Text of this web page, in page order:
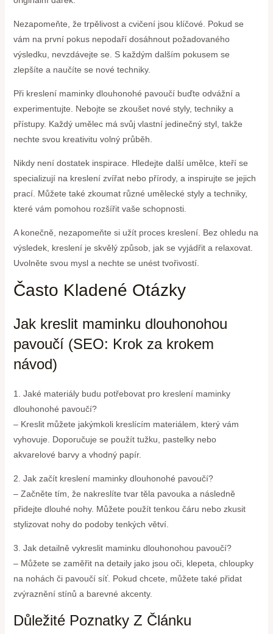
Nezapomeňte, že trpělivost a cvičení jsou klíčové. Pokud se
vám na první pokus nepodaří dosáhnout požadovaného
výsledku, nevzdávejte se. S každým dalším pokusem se
zlepšíte a naučíte se nové techniky.
Při kreslení maminky dlouhonohé pavoučí buďte odvážní a
experimentujte. Nebojte se zkoušet nové styly, techniky a
přístupy. Každý umělec má svůj vlastní jedinečný styl, takže
nechte svou kreativitu volný průběh.
Nikdy není dostatek inspirace. Hledejte další umělce, kteří se
specializují na kreslení zvířat nebo přírody, a inspirujte se jejich
prací. Můžete také zkoumat různé umělecké styly a techniky,
které vám pomohou rozšířit vaše schopnosti.
A konečně, nezapomeňte si užít proces kreslení. Bez ohledu na
výsledek, kreslení je skvělý způsob, jak se vyjádřit a relaxovat.
Uvolněte svou mysl a nechte se unést tvořivostí.
Často Kladené Otázky
Jak kreslit maminku dlouhonohou
pavoučí (SEO: Krok za krokem
návod)
1. Jaké materiály budu potřebovat pro kreslení maminky
dlouhonohé pavoučí?
– Kreslit můžete jakýmkoli kreslícím materiálem, který vám
vyhovuje. Doporučuje se použít tužku, pastelky nebo
akvarelové barvy a vhodný papír.
2. Jak začít kreslení maminky dlouhonohé pavoučí?
– Začněte tím, že nakreslíte tvar těla pavouka a následně
přidejte dlouhé nohy. Můžete použít tenkou čáru nebo zkusit
stylizovat nohy do podoby tenkých větví.
3. Jak detailně vykreslit maminku dlouhonohou pavoučí?
– Můžete se zaměřit na detaily jako jsou oči, klepeta, chloupky
na nohách či pavoučí síť. Pokud chcete, můžete také přidat
zvýraznění stínů a barevné akcenty.
Důležité Poznatky Z Článku